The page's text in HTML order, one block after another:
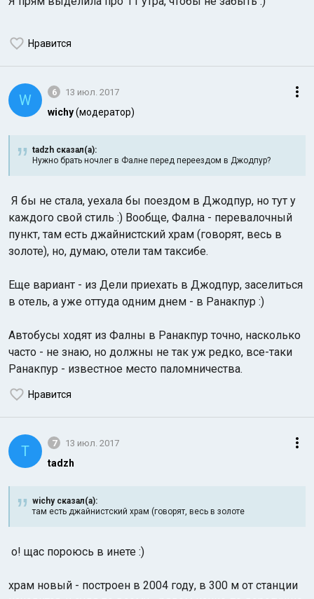
Нравится
W 6 13 июл. 2017
wichy(модератор)
tadzh сказал(а):
Нужно брать ночлег в Фалне перед переездом в Джодпур?
Я бы не стала, уехала бы поездом в Джодпур, но тут у
каждого свой стиль :) Вообще, Фална - перевалочный
пункт, там есть джайнистский храм (говорят, весь в
золоте), но, думаю, отели там таксибе.
Еще вариант - из Дели приехать в Джодпур, заселиться
в отель, а уже оттуда одним днем - в Ранакпур :)
Автобусы ходят из Фалны в Ранакпур точно, насколько
часто - не знаю, но должны не так уж редко, все-таки
Ранакпур - известное место паломничества.
Нравится
T 7 13 июл. 2017
tadzh
wichy сказал(а):
там есть джайнистский храм (говорят, весь в золоте
о! щас пороюсь в инете :)
храм новый - построен в 2004 году, в 300 м от станции